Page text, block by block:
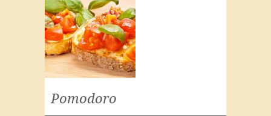
Pomodoro